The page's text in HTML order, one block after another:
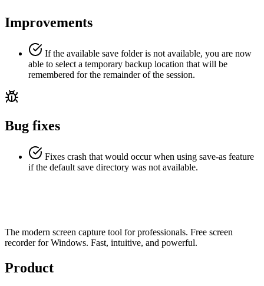
Improvements
If the available save folder is not available, you are now
able to select a temporary backup location that will be
remembered for the remainder of the session.
Bug fixes
Fixes crash that would occur when using save-as feature
if the default save directory was not available.
The modern screen capture tool for professionals. Free screen
recorder for Windows. Fast, intuitive, and powerful.
Product